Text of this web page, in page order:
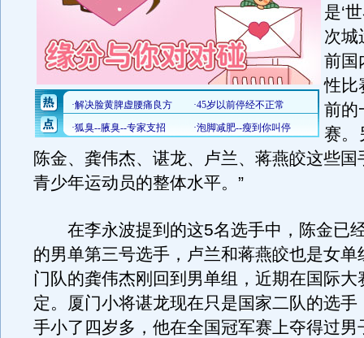
是‘
次城
前国
性比
前的
赛。
陈金、龚伟杰、谌龙、卢兰、蒋燕皎这些国
青少年运动员的整体水平。”
在李永波提到的这5名选手中，陈金已
的男单第三号选手，卢兰和蒋燕皎也是女单
门队的龚伟杰刚回到男单组，近期在国际大
定。厦门小将谌龙现在只是国家二队的选手
手小了四岁多，他在全国冠军赛上夺得过男